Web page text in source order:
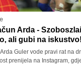
Arda -
ali gubi na iskustvo!
Guler vode pravi rat na
prenijela na Instagram,